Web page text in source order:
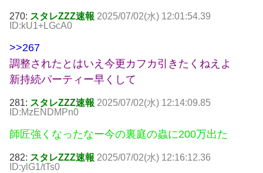
270: スタレZZZ速報 2025/07/02(水) 12:01:54.39
ID:kU1+LGcA0
>>267
調整されたとはいえ今更カフカ引きたくねえよ
新持続パーティー早くして
281: スタレZZZ速報 2025/07/02(水) 12:14:09.85
ID:MzENDMPn0
師匠強くなったなー今の裏庭の蟲に200万出た
282: スタレZZZ速報 2025/07/02(水) 12:16:12.36
ID:ylG1/tTs0